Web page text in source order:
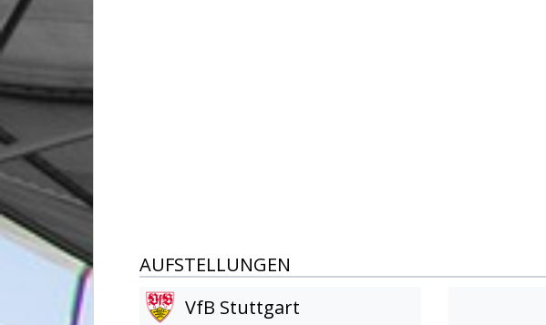
AUFSTELLUNGEN
VfB Stuttgart